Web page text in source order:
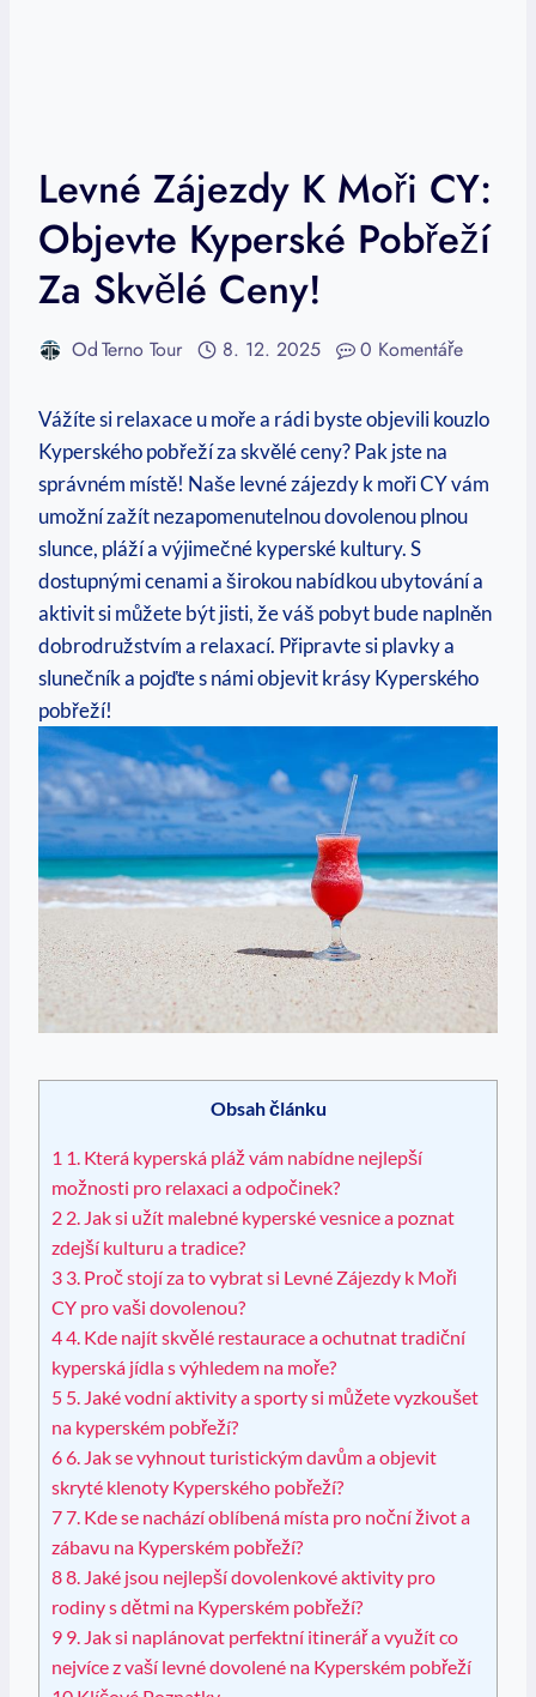
Levné Zájezdy K Moři CY:
Objevte Kyperské Pobřeží
Za Skvělé Ceny!
OdTerno Tour 8. 12. 2025 0 Komentáře
Vážíte si​ relaxace u moře a rádi byste objevili​ kouzlo
Kyperského pobřeží‍ za skvělé ceny? Pak⁤ jste na⁢
správném místě! Naše levné zájezdy k moři ⁤CY⁣ vám
umožní⁢ zažít nezapomenutelnou dovolenou⁤ plnou
slunce,⁤ pláží a výjimečné kyperské kultury.​ S
dostupnými⁢ cenami ‍a širokou nabídkou ubytování a
⁣aktivit si můžete být‌ jisti, že‌ váš pobyt bude ‍naplněn
dobrodružstvím a⁢ relaxací. ⁣Připravte si plavky a
slunečník ⁤a pojďte s námi objevit ⁢krásy Kyperského
pobřeží!
Obsah článku
1 1.‍ Která ⁤kyperská ⁢pláž vám nabídne nejlepší
možnosti ​pro relaxaci a odpočinek?
2 2. Jak​ si užít malebné ‍kyperské vesnice​ a⁤ poznat‍
zdejší kulturu ⁢a ‍tradice?
3 3. Proč stojí za to vybrat si Levné ​Zájezdy k Moři
CY pro vaši dovolenou?
44. Kde najít⁢ skvělé restaurace⁢ a ochutnat⁤ tradiční ​
kyperská​ jídla s výhledem na ⁤moře?
5 5. Jaké vodní ‌aktivity a sporty ‌si můžete vyzkoušet‍
na kyperském pobřeží?
66. Jak se vyhnout⁢ turistickým davům a objevit
skryté klenoty Kyperského pobřeží?
77. Kde ‍se nachází oblíbená ‌místa pro noční život a ​
zábavu na ⁤Kyperském pobřeží?
88. Jaké jsou ​nejlepší dovolenkové aktivity pro
rodiny s dětmi na⁤ Kyperském⁣ pobřeží?
9 9.​ Jak si naplánovat‍ perfektní itinerář a ‍využít co
nejvíce z ⁢vaší levné⁢ dovolené na ⁢Kyperském pobřeží